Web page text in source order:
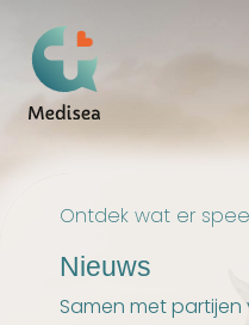
Ontdek wat er
Nieuws
Samen met